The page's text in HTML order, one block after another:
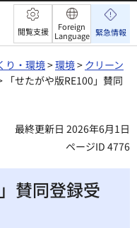
閲覧支援
Foreign
Language 緊急情報
り・環境>環境> クリーン
「せたがや版RE100」賛同
最終更新日 2026年6月1日
ページID 4776
賛同登録受